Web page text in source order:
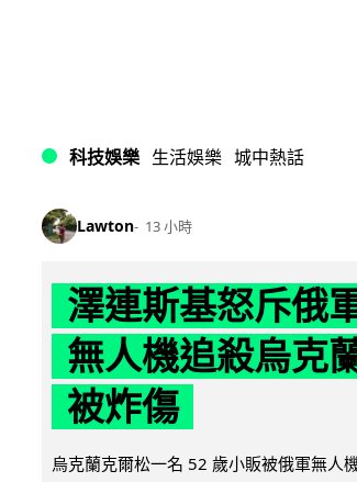
科技娛樂 生活娛樂 城中熱話
Lawton 13 小時
澤連斯基怒斥俄
無人機追殺烏克
被炸傷
烏克蘭克爾松一名 52 歲小販被俄軍無人